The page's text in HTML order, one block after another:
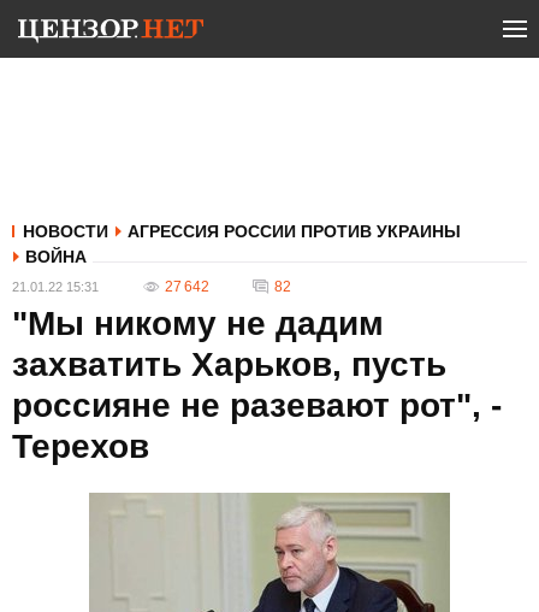
НОВОСТИ
АГРЕССИЯ РОССИИ ПРОТИВ УКРАИНЫ
ВОЙНА
21.01.22 15:31 27 642 82
"Мы никому не дадим
захватить Харьков, пусть
россияне не разевают рот", -
Терехов